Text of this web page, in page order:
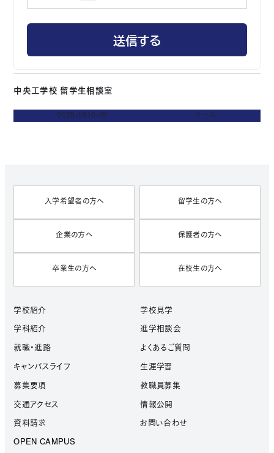
中央工学校 留学生相談室
0120-1910-45 メール
入学希望者の方へ 留学生の方へ
企業の方へ 保護者の方へ
卒業生の方へ 在校生の方へ
学校紹介
学科紹介
就職・進路
キャンパスライフ
募集要項
交通アクセス
資料請求
OPEN CAMPUS
学校見学
進学相談会
よくあるご質問
生涯学習
教職員募集
情報公開
お問い合わせ